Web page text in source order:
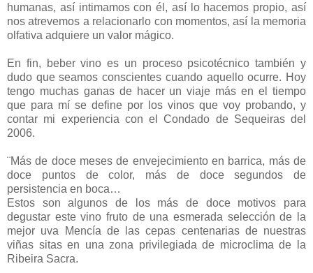
humanas, así intimamos con él, así lo hacemos propio, así
nos atrevemos a relacionarlo con momentos, así la memoria
olfativa adquiere un valor mágico.
En fin, beber vino es un proceso psicotécnico también y
dudo que seamos conscientes cuando aquello ocurre. Hoy
tengo muchas ganas de hacer un viaje más en el tiempo
que para mí se define por los vinos que voy probando, y
contar mi experiencia con el Condado de Sequeiras del
2006.
¨Más de doce meses de envejecimiento en barrica, más de
doce puntos de color, más de doce segundos de
persistencia en boca…
Estos son algunos de los más de doce motivos para
degustar este vino fruto de una esmerada selección de la
mejor uva Mencía de las cepas centenarias de nuestras
viñas sitas en una zona privilegiada de microclima de la
Ribeira Sacra.